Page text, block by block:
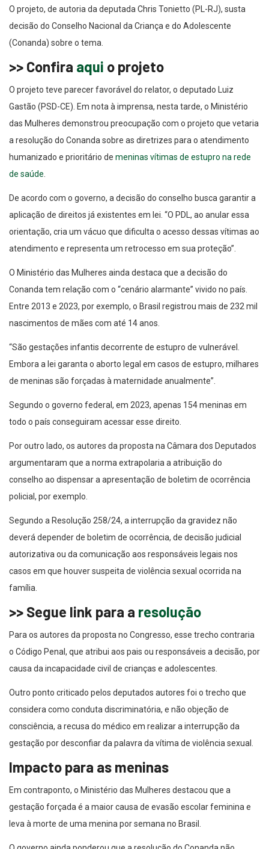
decisão do Conselho Nacional da Criança e do Adolescente
(Conanda) sobre o tema.
>> Confira
O projeto teve parecer favorável do relator, o deputado Luiz
Gastão (PSD-CE). Em nota à imprensa, nesta tarde, o Ministério
das Mulheres demonstrou preocupação com o projeto que vetaria
a resolução do Conanda sobre as diretrizes para o atendimento
humanizado e prioritário demeninas vítimas de estupro na rede
de saúde.
aplicação de direitos já existentes em lei. “O PDL, ao anular essa
orientação, cria um vácuo que dificulta o acesso dessas vítimas ao
atendimento e representa um retrocesso em sua proteção”.
Conanda tem relação com o “cenário alarmante” vivido no país.
Entre 2013 e 2023, por exemplo, o Brasil registrou mais de 232 mil
nascimentos de mães com até 14 anos.
Embora a lei garanta o aborto legal em casos de estupro, milhares
de meninas são forçadas à maternidade anualmente”.
todo o país conseguiram acessar esse direito.
argumentaram que a norma extrapolaria a atribuição do
conselho ao dispensar a apresentação de boletim de ocorrência
policial, por exemplo.
deverá depender de boletim de ocorrência, de decisão judicial
autorizativa ou da comunicação aos responsáveis legais nos
casos em que houver suspeita de violência sexual ocorrida na
família.
Para os autores da proposta no Congresso, esse trecho contraria
o Código Penal, que atribui aos pais ou responsáveis a decisão, por
causa da incapacidade civil de crianças e adolescentes.
considera como conduta discriminatória, e não objeção de
consciência, a recusa do médico em realizar a interrupção da
gestação por desconfiar da palavra da vítima de violência sexual.
Impacto para as meninas
Em contraponto, o Ministério das Mulheres destacou que a
gestação forçada é a maior causa de evasão escolar feminina e
leva à morte de uma menina por semana no Brasil.